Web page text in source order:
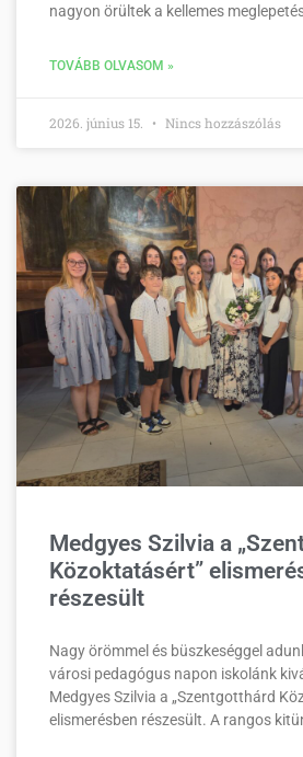
nagyon örültek a kellemes
TOVÁBB OLVASOM »
2026. június 15. Nincs hozzászólás
Medgyes Szilvia a
Közoktatásért”
részesült
Nagy örömmel és büszkeséggel
városi pedagógus napon iskolánk
Medgyes Szilvia a „Szentgotthárd
elismerésben részesült. A rangos